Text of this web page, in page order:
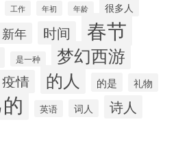
工作 年初 年龄 很多人
新年 时间 春节
是一种 梦幻西游
疫情 的人 的是
礼物
英语 词人 诗人